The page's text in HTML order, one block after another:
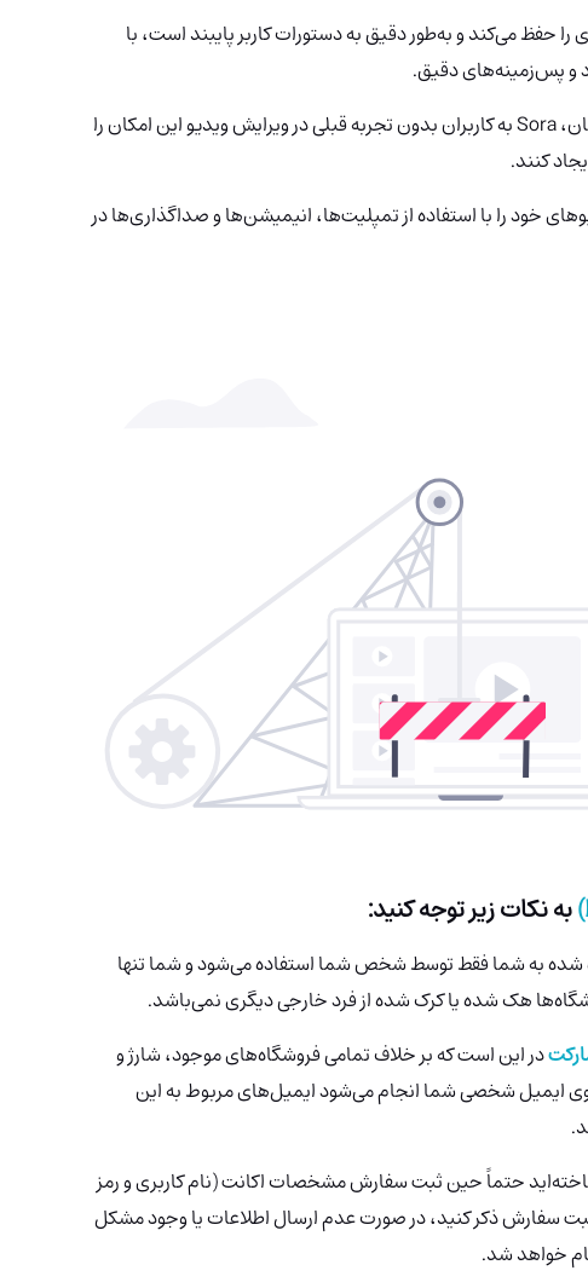
حفظ می‌کند و به‌طور دقیق به دستورات کاربر پایبند است، با
و پس‌زمینه‌های دقیق.
: طراحی شده برای استفاده آسان، Sora به کاربران بدون تجربه قبلی در ویرایش ویدیو این امکان را
کنند.
خود را با استفاده از تمپلیت‌ها، انیمیشن‌ها و صداگذاری‌ها در
به نکات زیر توجه کنید:
شده به شما فقط توسط شخص شما استفاده می‌شود و شما تنها
هک شده یا کرک شده از فرد خارجی دیگری نمی‌باشد.
در این است که بر خلاف تمامی فروشگاه‌های موجود، شارژ و
ایمیل شخصی شما انجام می‌شود ایمیل‌های مربوط به این
حتماً حین ثبت سفارش مشخصات اکانت (نام کاربری و رمز
سفارش ذکر کنید، در صورت عدم ارسال اطلاعات یا وجود مشکل
خواهد شد.